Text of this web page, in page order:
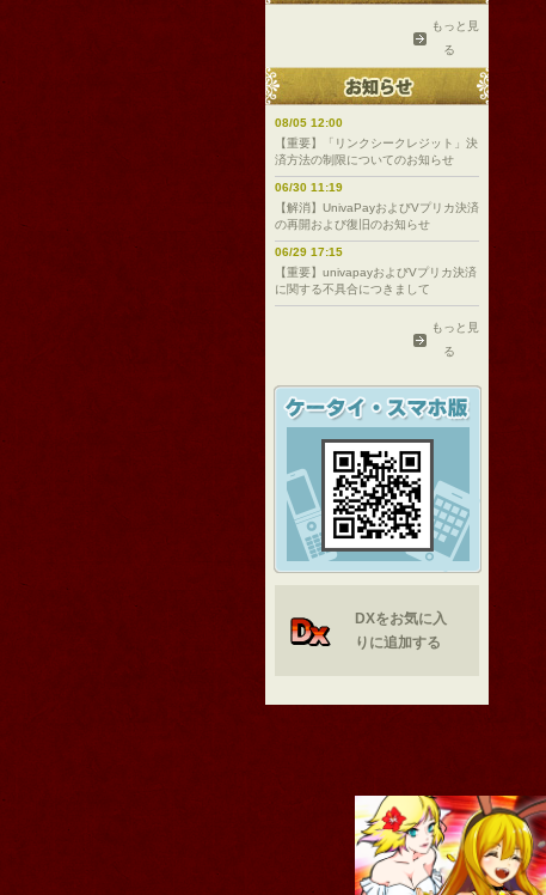
もっと見
る
08/05 12:00
【重要】「リンクシークレジット」決
済方法の制限についてのお知らせ
06/30 11:19
【解消】UnivaPayおよびVプリカ決済
の再開および復旧のお知らせ
06/29 17:15
【重要】univapayおよびVプリカ決済
に関する不具合につきまして
もっと見
る
DXをお気に入
りに追加する